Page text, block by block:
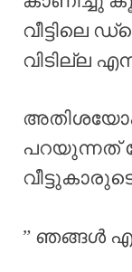
വീട്ടിലെ
വിടില്ല
പറയുന്നത്
” ഞങ്ങൾ